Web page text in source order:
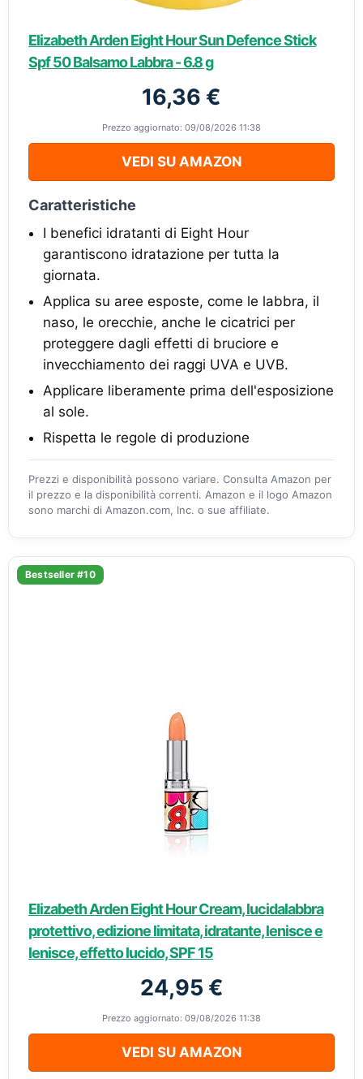
Elizabeth Arden Eight Hour Sun Defence Stick
Spf 50 Balsamo Labbra - 6.8 g
16,36 €
Prezzo aggiornato: 09/08/2026 11:38
VEDI SU AMAZON
Caratteristiche
I benefici idratanti di Eight Hour
garantiscono idratazione per tutta la
giornata.
Applica su aree esposte, come le labbra, il
naso, le orecchie, anche le cicatrici per
proteggere dagli effetti di bruciore e
invecchiamento dei raggi UVA e UVB.
Applicare liberamente prima dell'esposizione
al sole.
Rispetta le regole di produzione
Prezzi e disponibilità possono variare. Consulta Amazon per
il prezzo e la disponibilità correnti. Amazon e il logo Amazon
sono marchi di Amazon.com, Inc. o sue affiliate.
Bestseller #10
Elizabeth Arden Eight Hour Cream, lucidalabbra
protettivo, edizione limitata, idratante, lenisce e
lenisce, effetto lucido, SPF 15
24,95 €
Prezzo aggiornato: 09/08/2026 11:38
VEDI SU AMAZON